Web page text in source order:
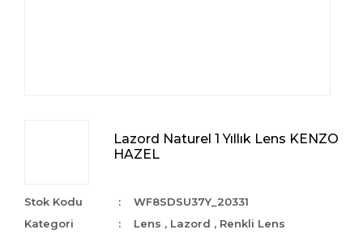
Lazord Naturel 1 Yıllık Lens KENZO
HAZEL
Stok Kodu
WF8SDSU37Y_20331
Kategori
Lens , Lazord , Renkli Lens